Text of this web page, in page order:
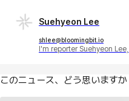
Suehyeon Lee
shlee@bloomingbit.io
I'm reporter Suehyeon
このニュース、どう思いますか